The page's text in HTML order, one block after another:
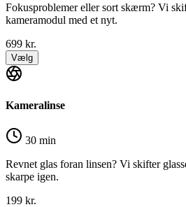
Fokusproblemer eller sort skærm? Vi
kameramodul med et nyt.
699 kr.
Vælg
Kameralinse
30 min
Revnet glas foran linsen? Vi skifter
skarpe igen.
199 kr.